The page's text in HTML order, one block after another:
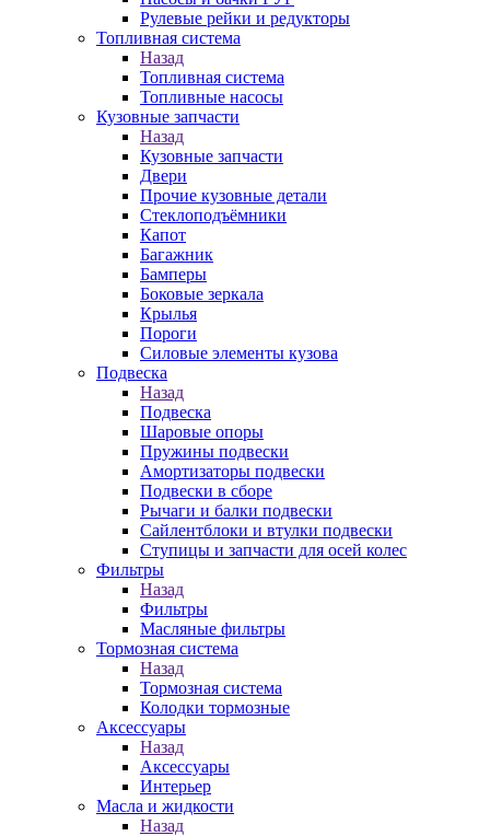
Рулевые рейки и редукторы
Топливная система
Назад
Топливная система
Топливные насосы
Кузовные запчасти
Назад
Кузовные запчасти
Двери
Прочие кузовные детали
Стеклоподъёмники
Капот
Багажник
Бамперы
Боковые зеркала
Крылья
Пороги
Силовые элементы кузова
Подвеска
Назад
Подвеска
Шаровые опоры
Пружины подвески
Амортизаторы подвески
Подвески в сборе
Рычаги и балки подвески
Сайлентблоки и втулки подвески
Ступицы и запчасти для осей колес
Фильтры
Назад
Фильтры
Масляные фильтры
Тормозная система
Назад
Тормозная система
Колодки тормозные
Аксессуары
Назад
Аксессуары
Интерьер
Масла и жидкости
Назад